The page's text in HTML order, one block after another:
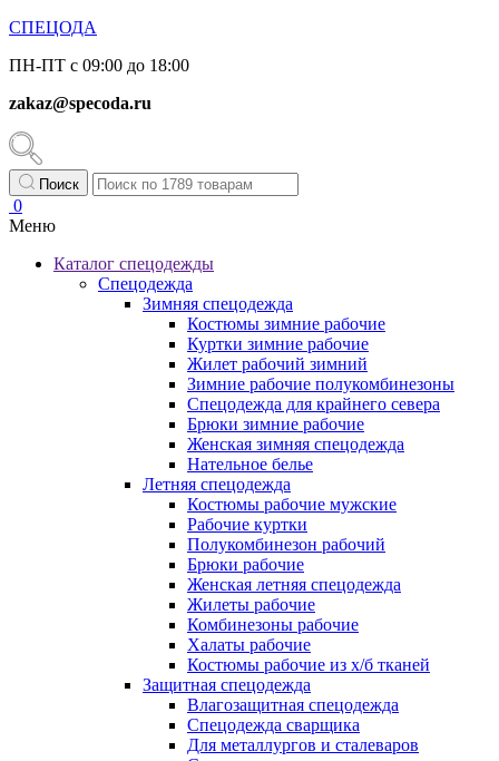
СПЕЦОДА
ПН-ПТ с 09:00 до 18:00
zakaz@specoda.ru
Поиск
0
Меню
Каталог спецодежды
Спецодежда
Зимняя спецодежда
Костюмы зимние рабочие
Куртки зимние рабочие
Жилет рабочий зимний
Зимние рабочие полукомбинезоны
Спецодежда для крайнего севера
Брюки зимние рабочие
Женская зимняя спецодежда
Нательное белье
Летняя спецодежда
Костюмы рабочие мужские
Рабочие куртки
Полукомбинезон рабочий
Брюки рабочие
Женская летняя спецодежда
Жилеты рабочие
Комбинезоны рабочие
Халаты рабочие
Костюмы рабочие из х/б тканей
Защитная спецодежда
Влагозащитная спецодежда
Спецодежда сварщика
Для металлургов и сталеваров